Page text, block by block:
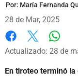
Por: María Fernanda
28 de Mar, 2025
Facebook
X
Actualizado: 28 de
En tiroteo terminó